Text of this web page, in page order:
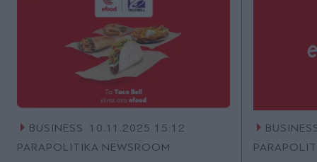
BUSINESS
10.11.2025 15:12
PARAPOLITIKA NEWSROOM